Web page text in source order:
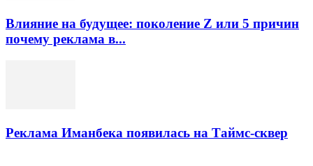
Влияние на будущее: поколение Z или 5 причин
почему реклама в...
Реклама Иманбека появилась на Таймс-сквер